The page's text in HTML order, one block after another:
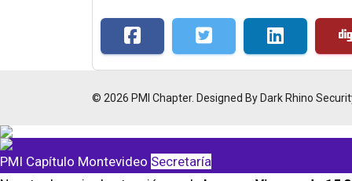
© 2026 PMI Chapter. Designed By Dark Rhino
PMI Capítulo Montevideo Secretaría